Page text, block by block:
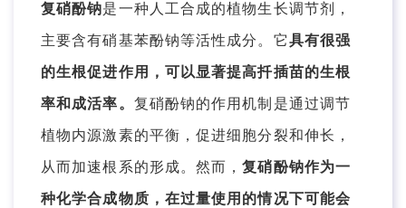
复硝酚钠是一种人工合成的植物生长调节剂，
主要含有硝基苯酚钠等活性成分。它具有很强
的生根促进作用，可以显著提高扦插苗的生根
率和成活率。 复硝酚钠的作用机制是通过调节
植物内源激素的平衡，促进细胞分裂和伸长，
从而加速根系的形成。然而，复硝酚钠作为一
种化学合成物质，在过量使用的情况下可能会